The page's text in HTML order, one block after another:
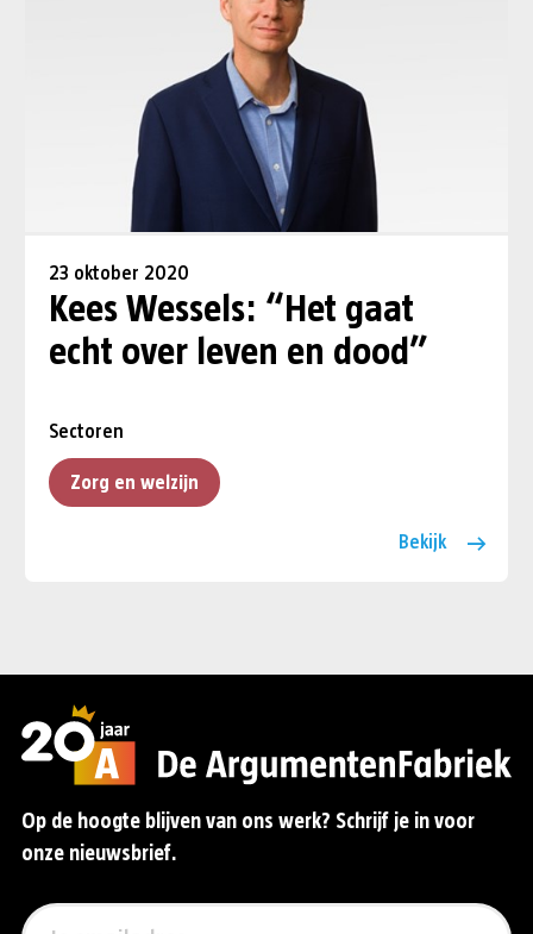
23 oktober 2020
Kees Wessels: “Het gaat
echt over leven en dood”
Sectoren
Zorg en welzijn
Bekijk
Op de hoogte blijven van ons werk? Schrijf je in voor
onze nieuwsbrief.